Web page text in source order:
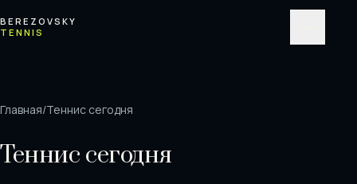
BEREZOVSKY
TENNIS
Главная/Теннис сегодня
Теннис сегодня